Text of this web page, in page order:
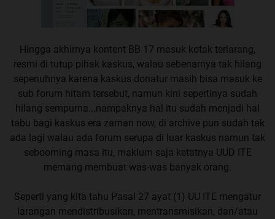
Hingga akhirnya kontent BB 17 masuk kotak terlarang,
resmi di tutup pihak kaskus, walau sebenarnya tak hilang
sepenuhnya karena kaskus donatur masih bisa masuk ke
sub forum hitam tersebut, namun kini sepertinya sudah
hilang sempurna...nampaknya hal itu sudah menjadi hal
tabu bagi kaskus era zaman now, di archive pun sudah tak
ada lagi walau ada forum serupa di luar kaskus namun tak
sebooming masa itu, maklum saja ketatnya UUD ITE
memang membuat was-was banyak orang.
Seperti yang kita tahu Pasal 27 ayat (1) UU ITE mengatur
larangan mendistribusikan, mentransmisikan, dan/atau